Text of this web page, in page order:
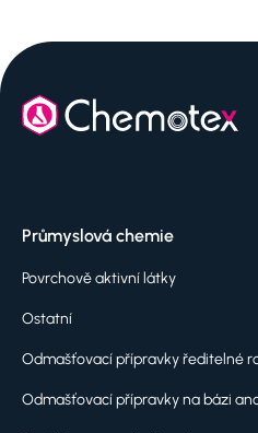
Průmyslová chemie
Povrchově aktivní látky
Ostatní
Odmašťovací přípravky ředitelné
Odmašťovací přípravky na bázi